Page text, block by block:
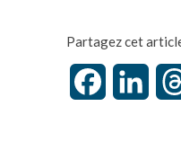
Partagez cet
Facebook